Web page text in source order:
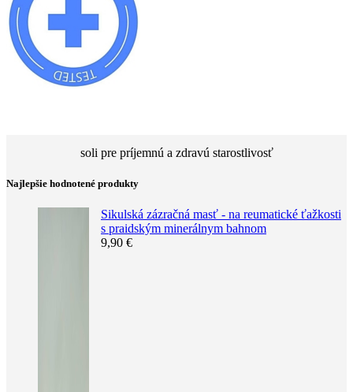
soli pre príjemnú a zdravú starostlivosť
Najlepšie hodnotené produkty
Sikulská zázračná masť - na reumatické ťažkosti
s praidským minerálnym bahnom
9,90 €